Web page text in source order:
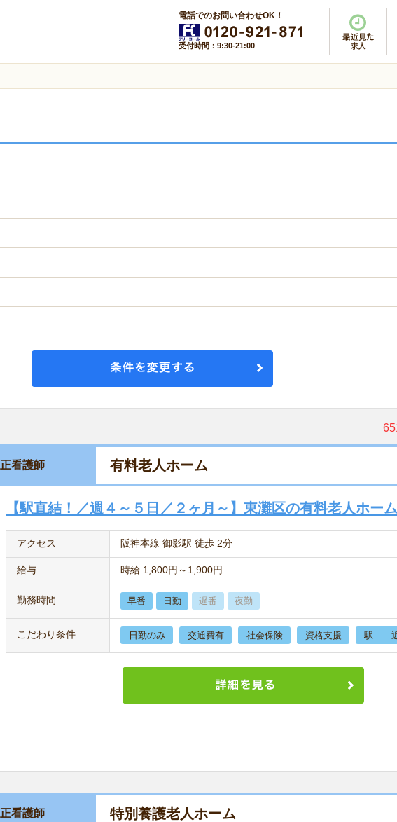
電話でのお問い合わせOK！
受付時間：9:30-21:00
正看護師 有料老人ホーム
【駅直結！／週４～５日／２ヶ月～】東灘区の有料老人ホーム
アクセス 阪神本線 御影駅 徒歩 2分
給与 時給 1,800円～1,900円
勤務時間 早番 日勤 遅番 夜勤
こだわり条件 日勤のみ 交通費有 社会保険 資格支援 駅
正看護師 特別養護老人ホーム